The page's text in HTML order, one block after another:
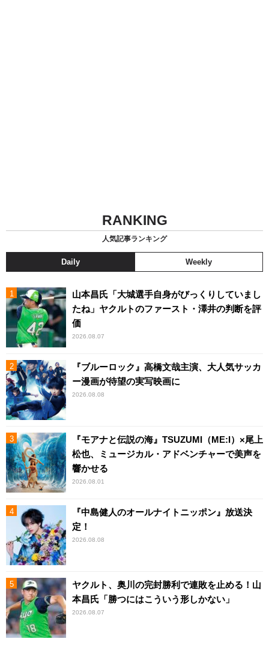
RANKING
人気記事ランキング
Daily Weekly
山本昌氏「大城選手自身がびっくりしていまし
たね」ヤクルトのファースト・澤井の判断を評
価
2026.08.07
『ブルーロック』高橋文哉主演、大人気サッカ
ー漫画が待望の実写映画に
2026.08.08
『モアナと伝説の海』TSUZUMI（ME:I）×尾上
松也、ミュージカル・アドベンチャーで美声を
響かせる
2026.08.01
『中島健人のオールナイトニッポン』放送決
定！
2026.08.08
ヤクルト、奥川の完封勝利で連敗を止める！山
本昌氏「勝つにはこういう形しかない」
2026.08.07